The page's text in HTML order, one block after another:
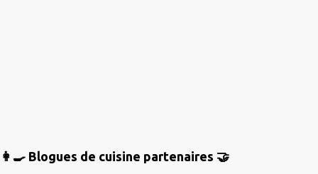
👩‍🍳 Blogues de cuisine partenaires 🤝